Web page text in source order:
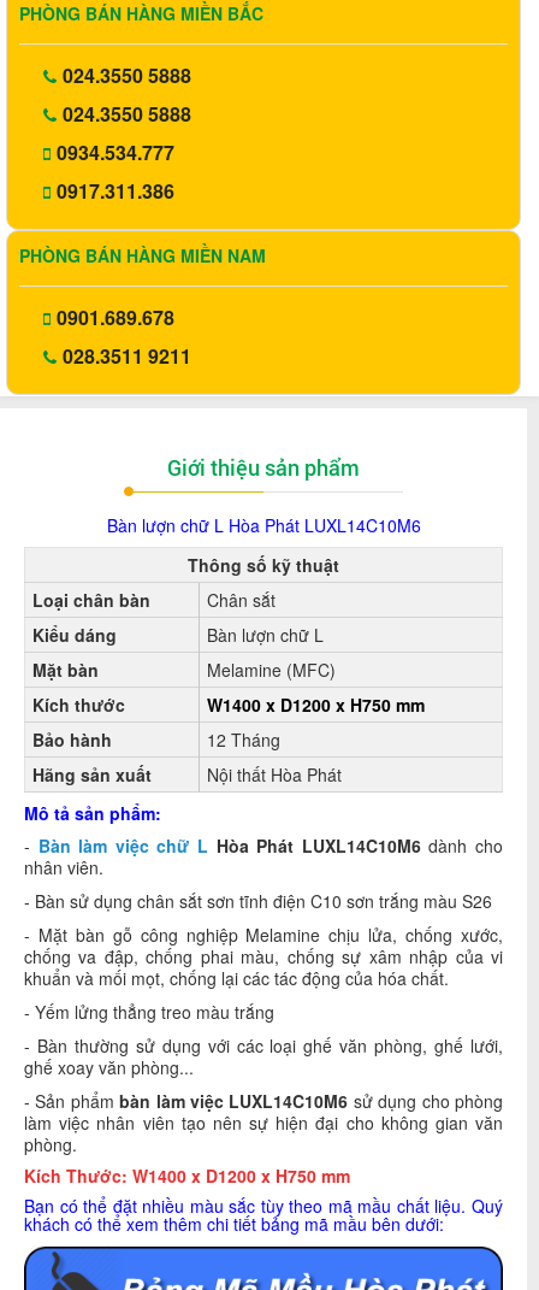
PHÒNG BÁN HÀNG MIỀN BẮC
024.3550 5888
024.3550 5888
0934.534.777
0917.311.386
PHÒNG BÁN HÀNG MIỀN NAM
0901.689.678
028.3511 9211
Giới thiệu sản phẩm
Bàn lượn chữ L Hòa Phát LUXL14C10M6
Thông số kỹ thuật
Loại chân bàn
Chân sắt
Kiểu dáng
Bàn lượn chữ L
Mặt bàn
Melamine (MFC)
Kích thước
W1400 x D1200 x H750 mm
Bảo hành
12 Tháng
Hãng sản xuất
Nội thất Hòa Phát
Mô tả sản phẩm:
- Bàn làm việc chữ L Hòa Phát LUXL14C10M6dành cho
nhân viên.
- Bàn sử dụng chân sắt sơn tĩnh điện C10 sơn trắng màu S26
- Mặt bàn gỗ công nghiệp Melamine chịu lửa, chống xước,
chống va đập, chống phai màu, chống sự xâm nhập của vi
khuẩn và mối mọt, chống lại các tác động của hóa chất.
- Yếm lửng thẳng treo màu trắng
- Bàn thường sử dụng với các loại ghế văn phòng, ghế lưới,
ghế xoay văn phòng...
- Sản phẩmbàn làm việc LUXL14C10M6 sử dụng cho phòng
làm việc nhân viên tạo nên sự hiện đại cho không gian văn
phòng.
Kích Thước: W1400 x D1200 x H750 mm
Bạn có thể đặt nhiều màu sắc tùy theo mã mầu chất liệu. Quý
khách có thể xem thêm chi tiết bảng mã mầu bên dưới: